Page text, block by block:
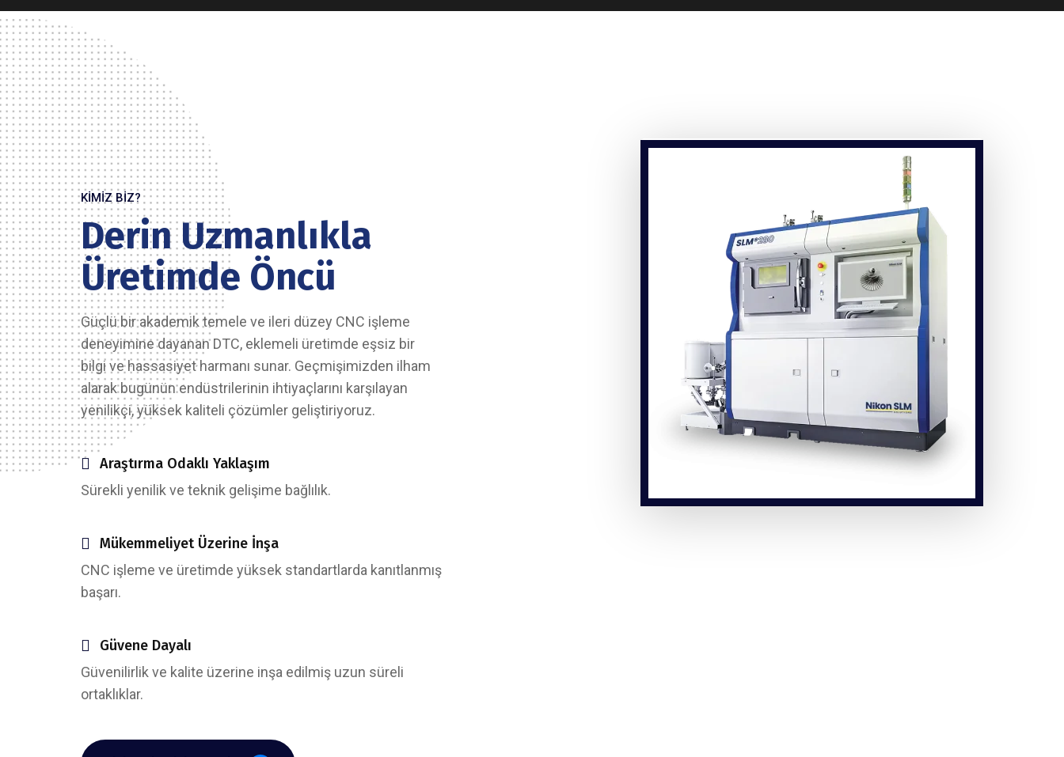
KIMIZ BIZ?
Derin Uzmanlıkla
Üretimde Öncü
Güçlü bir akademik temele ve ileri düzey CNC işleme
deneyimine dayanan DTC, eklemeli üretimde eşsiz bir
bilgi ve hassasiyet harmanı sunar. Geçmişimizden ilham
alarak bugünün endüstrilerinin ihtiyaçlarını karşılayan
yenilikçi, yüksek kaliteli çözümler geliştiriyoruz.
Araştırma Odaklı Yaklaşım
Sürekli yenilik ve teknik gelişime bağlılık.
Mükemmeliyet Üzerine İnşa
CNC işleme ve üretimde yüksek standartlarda kanıtlanmış
başarı.
Güvene Dayalı
Güvenilirlik ve kalite üzerine inşa edilmiş uzun süreli
ortaklıklar.